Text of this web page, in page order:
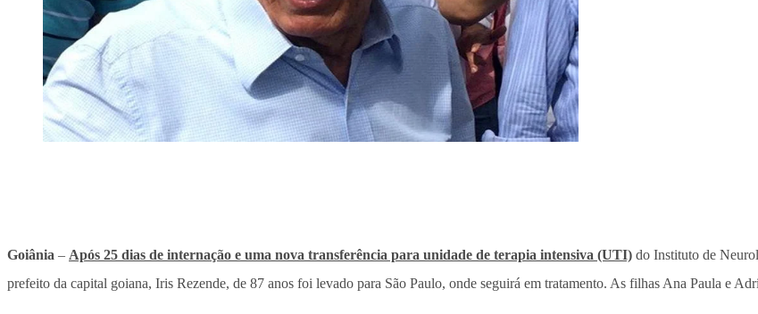
Goiânia – Após 25 dias de internação e uma nova transferência para unidade de terapia intensiva (UTI) do Instituto de
prefeito da capital goiana, Iris Rezende, de 87 anos foi levado para São Paulo, onde seguirá em tratamento. As filhas Ana Paula e